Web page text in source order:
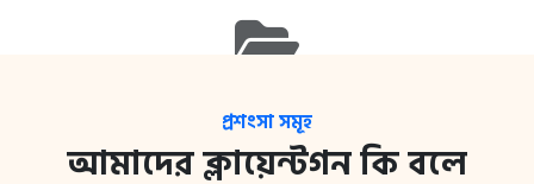
বর্তমানে কোনো প্রজেক্ট পাওয়া যায়নি।
অনুগ্রহ করে পরে আবার চেষ্টা করুন অথবা আমাদের সাথে
যোগাযোগ করুন।
প্রশংসা সমূহ
আমাদের ক্লায়েন্টগন কি বলে